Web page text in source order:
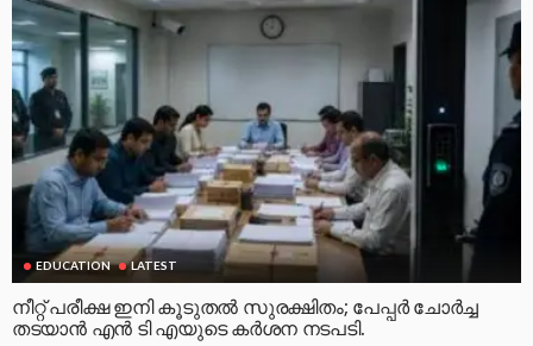
EDUCATION LATEST
നീറ്റ് പരീക്ഷ ഇനി കൂടുതൽ സുരക്ഷിതം; പേപ്പർ ചോർച്ച
തടയാൻ എൻ ടി എയുടെ കർശന നടപടി.